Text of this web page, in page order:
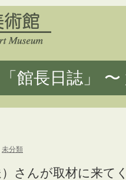
館長日誌」
未分類
）さんが取材に来